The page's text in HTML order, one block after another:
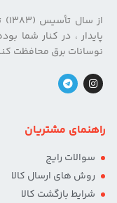
پایدار ، در کنار شما
نوسانات برق محافظت
راهنمای مشتریان
سوالات رایج
روش های ارسال کالا
شرایط بازگشت کالا